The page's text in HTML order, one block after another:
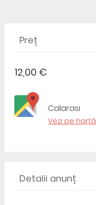
Preț
12,00 €
Calarasi
Vezi pe hartă
Detalii anunț